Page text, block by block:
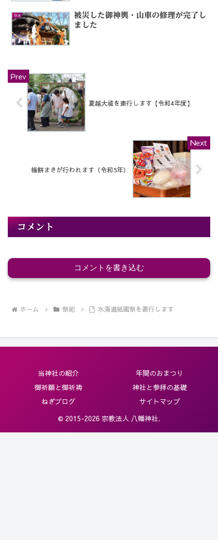
祭祀
被災した御神輿・山車の修理が完了し
ました
夏越大祓を斎行します【令和4年度】
福餅まきが行われます（令和5年）
コメント
コメントを書き込む
ホーム 祭祀 水海道祇園祭を斎行します
当神社の紹介
年間のおまつり
御祈願と御祈祷
神社と参拝の基礎
ねぎブログ
サイトマップ
© 2015-2026 宗教法人 八幡神社.